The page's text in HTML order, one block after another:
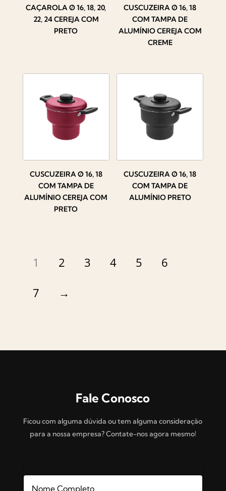
CAÇAROLA Ø 16, 18, 20,
22, 24 CEREJA COM
PRETO
CUSCUZEIRA Ø 16, 18
COM TAMPA DE
ALUMÍNIO CEREJA COM
CREME
CUSCUZEIRA Ø 16, 18
COM TAMPA DE
ALUMÍNIO CEREJA COM
PRETO
CUSCUZEIRA Ø 16, 18
COM TAMPA DE
ALUMÍNIO PRETO
1 2 3 4 5
6
7
→
Fale Conosco
Ficou com alguma dúvida ou tem alguma consideração
para a nossa empresa? Contate-nos agora mesmo!